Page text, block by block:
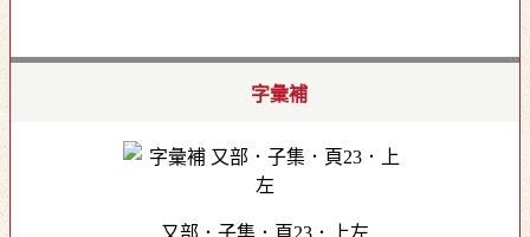
字彙補
又部．子集．頁23．上左